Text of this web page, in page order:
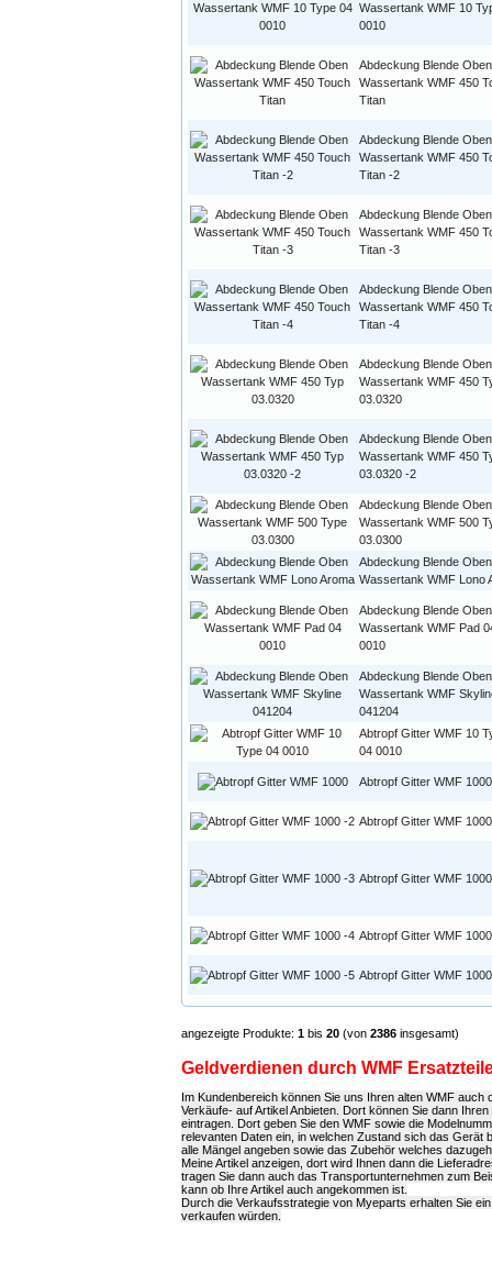
Wassertank WMF 10
0010
Abdeckung Blende Oben
Wassertank WMF 450
Titan
Abdeckung Blende Oben
Wassertank WMF 450
Titan -2
Abdeckung Blende Oben
Wassertank WMF 450
Titan -3
Abdeckung Blende Oben
Wassertank WMF 450
Titan -4
Abdeckung Blende Oben
Wassertank WMF 450
03.0320
Abdeckung Blende Oben
Wassertank WMF 450
03.0320 -2
Abdeckung Blende Oben
Wassertank WMF 500
03.0300
Abdeckung Blende Oben
Wassertank WMF Lono
Abdeckung Blende Oben
Wassertank WMF Pad
0010
Abdeckung Blende Oben
Wassertank WMF
041204
Abtropf Gitter WMF 10
04 0010
Abtropf Gitter WMF 1000
Abtropf Gitter WMF
Abtropf Gitter WMF
Abtropf Gitter WMF
Abtropf Gitter WMF
angezeigte Produkte: 1 bis 20 (von 2386 insgesamt)
Geldverdienen durch WMF
Im Kundenbereich können Sie uns Ihren alten WMF
Verkäufe- auf Artikel Anbieten. Dort können Sie dann
eintragen. Dort geben Sie den WMF sowie die
relevanten Daten ein, in welchen Zustand sich das Gerät
alle Mängel angeben sowie das Zubehör welches
Meine Artikel anzeigen, dort wird Ihnen dann die
tragen Sie dann auch das Transportunternehmen zum
kann ob Ihre Artikel auch angekommen ist.
Durch die Verkaufsstrategie von Myeparts erhalten Sie
verkaufen würden.